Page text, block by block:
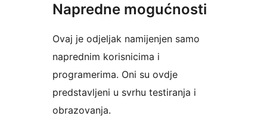
Napredne mogućnosti
Ovaj je odjeljak namijenjen samo
naprednim korisnicima i
programerima. Oni su ovdje
predstavljeni u svrhu testiranja i
obrazovanja.